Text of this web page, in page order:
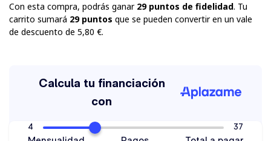
Con esta compra, podrás ganar 29puntos de fidelidad. Tu
carrito sumará 29puntos que se pueden convertir en un vale
de descuento de 5,80 €.